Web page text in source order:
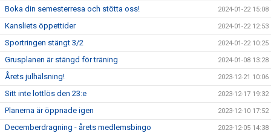
Boka din semesterresa och stötta oss! 2024-01-22 15:08
Kansliets öppettider 2024-01-22 12:53
Sportringen stängt 3/2 2024-01-22 10:25
Grusplanen är stängd för träning 2024-01-08 13:28
Årets julhälsning! 2023-12-21 10:06
Sitt inte lottlös den 23:e 2023-12-17 19:32
Planerna är öppnade igen 2023-12-10 17:52
Decemberdragning - årets medlemsbingo 2023-12-05 14:38